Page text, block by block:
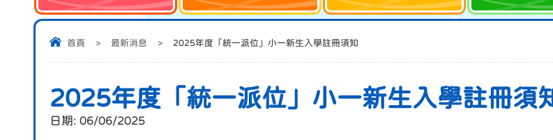
首頁 > 最新消息 > 2025年度「統一派位」小一新生入學註冊須知
2025年度「統一派位」小一新生入學註冊須
日期: 06/06/2025